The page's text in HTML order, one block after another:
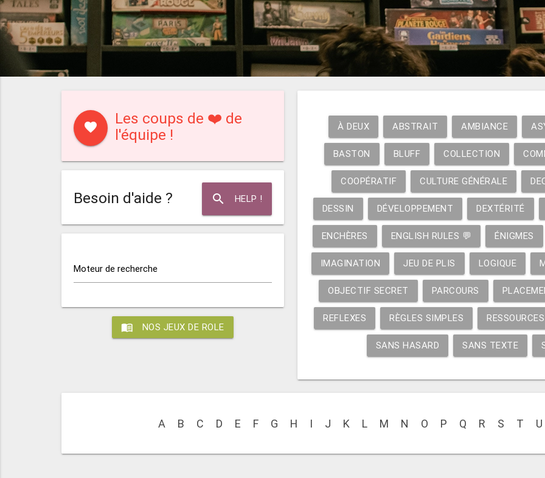
favorite
Les coups de ❤️ de
l'équipe !
search HELP !
Besoin d'aide ?
Moteur de recherche
menu_book NOS JEUX DE ROLE
À DEUX ABSTRAIT AMBIANCE
BASTON BLUFF COLLECTION
COOPÉRATIF CULTURE GÉNÉRALE
DESSIN DÉVELOPPEMENT DEXTÉRITÉ
ENCHÈRES ENGLISH RULES 💬 ÉNIGMES
IMAGINATION JEU DE PLIS LOGIQUE
OBJECTIF SECRET PARCOURS
REFLEXES RÈGLES SIMPLES RESSOURCES
SANS HASARD SANS TEXTE
A B C D E F G H I J K L M N O P Q R S T U